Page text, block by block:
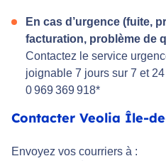
En cas d’urgence (fuite,
facturation, problème de
Contactez le service
joignable 7 jours sur 7 et
0 969 369 918*
Contacter Veolia Île-
Envoyez vos courriers à :